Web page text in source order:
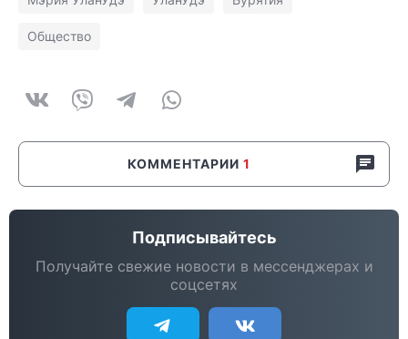
Общество
КОММЕНТАРИИ 1
Подписывайтесь
Получайте свежие новости в мессенджерах и
соцсетях